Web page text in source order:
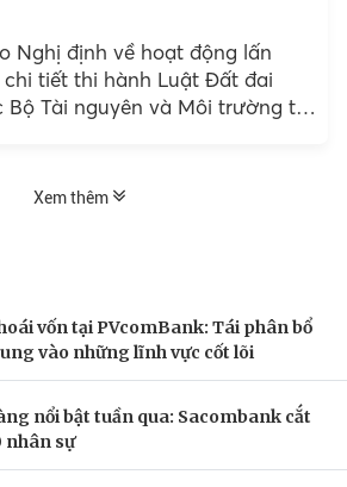
Nghị định về hoạt động lấn
chi tiết thi hành Luật Đất đai
Bộ Tài nguyên và Môi trường tổ
Xem thêm
vốn tại PVcomBank: Tái phân bổ
vào những lĩnh vực cốt lõi
nổi bật tuần qua: Sacombank cắt
nhân sự